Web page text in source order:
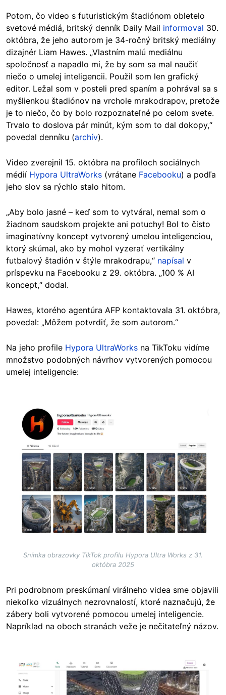
Potom, čo video s futuristickým štadiónom obletelo
svetové médiá, britský denník Daily Mail informoval 30.
októbra, že jeho autorom je 34-ročný britský mediálny
dizajnér Liam Hawes. „Vlastním malú mediálnu
spoločnosť a napadlo mi, že by som sa mal naučiť
niečo o umelej inteligencii. Použil som len grafický
editor. Ležal som v posteli pred spaním a pohrával sa s
myšlienkou štadiónov na vrchole mrakodrapov, pretože
je to niečo, čo by bolo rozpoznateľné po celom svete.
Trvalo to doslova pár minút, kým som to dal dokopy,“
povedal denníku (archív).
Video zverejnil 15. októbra na profiloch sociálnych
médií Hypora UltraWorks (vrátane Facebooku) a podľa
jeho slov sa rýchlo stalo hitom.
„Aby bolo jasné – keď som to vytváral, nemal som o
žiadnom saudskom projekte ani potuchy! Bol to čisto
imaginatívny koncept vytvorený umelou inteligenciou,
ktorý skúmal, ako by mohol vyzerať vertikálny
futbalový štadión v štýle mrakodrapu,“ napísal v
príspevku na Facebooku z 29. októbra. „100 % AI
koncept,“ dodal.
Hawes, ktorého agentúra AFP kontaktovala 31. októbra,
povedal: „Môžem potvrdiť, že som autorom.“
Na jeho profile Hypora UltraWorks na TikToku vidíme
množstvo podobných návrhov vytvorených pomocou
umelej inteligencie:
Image
Snímka obrazovky TikTok profilu Hypora Ultra Works z 31.
októbra 2025
Pri podrobnom preskúmaní virálneho videa sme objavili
niekoľko vizuálnych nezrovnalostí, ktoré naznačujú, že
zábery boli vytvorené pomocou umelej inteligencie.
Napríklad na oboch stranách veže je nečitateľný názov.
Image